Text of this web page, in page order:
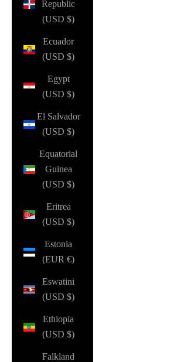
Republic
(USD $)
Ecuador
(USD $)
Egypt
(USD $)
El Salvador
(USD $)
Equatorial
Guinea
(USD $)
Eritrea
(USD $)
Estonia
(EUR €)
Eswatini
(USD $)
Ethiopia
(USD $)
Falkland